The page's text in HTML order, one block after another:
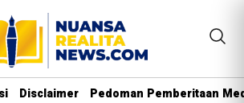
Disclaimer Pedoman Pemberitaan